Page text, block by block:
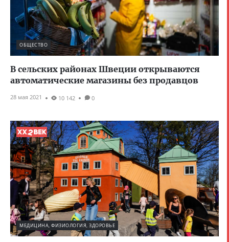
ОБЩЕСТВО
В сельских районах Швеции открываются
автоматические магазины без продавцов
28 мая 2021 10 142 0
МЕДИЦИНА, ФИЗИОЛОГИЯ, ЗДОРОВЬЕ